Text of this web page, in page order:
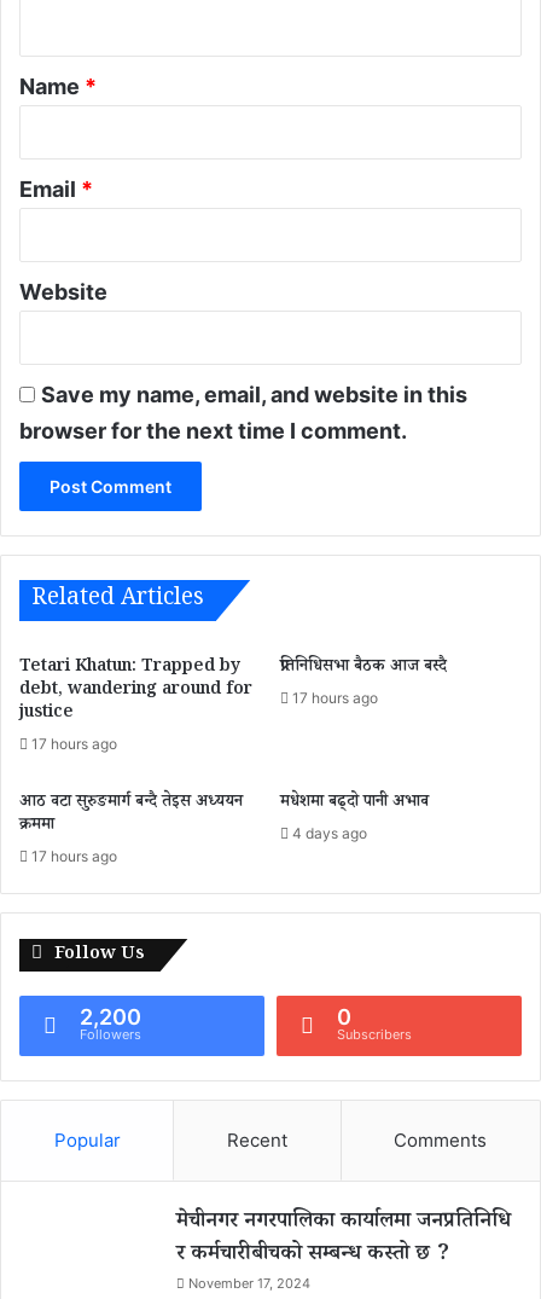
*
Name *
Email *
Website
Save my name, email, and website in this
browser for the next time I comment.
Related Articles
Tetari Khatun: Trapped by
debt, wandering around for
justice
17 hours ago
प्रतिनिधिसभा बैठक आज बस्दै
17 hours ago
आठ वटा सुरुङमार्ग बन्दै तेइस अध्ययन
क्रममा
17 hours ago
मधेशमा बढ्दो पानी अभाव
4 days ago
Follow Us
2,200
Followers
0
Subscribers
Popular Recent Comments
मेचीनगर नगरपालिका कार्यालमा जनप्रतिनिधि
र कर्मचारीबीचको सम्बन्ध कस्तो छ ?
November 17, 2024